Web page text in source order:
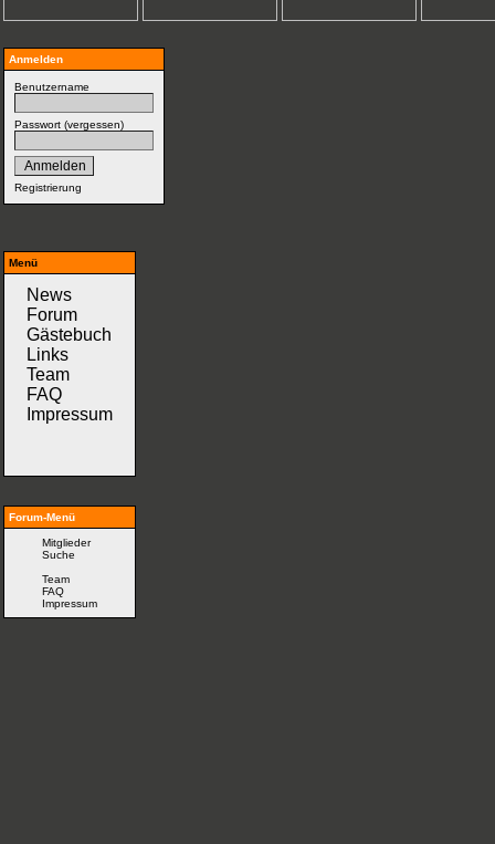
Anmelden
Benutzername
Passwort (vergessen)
Registrierung
Menü
News
Forum
Gästebuch
Links
Team
FAQ
Impressum
Forum-Menü
Mitglieder
Suche
Team
FAQ
Impressum